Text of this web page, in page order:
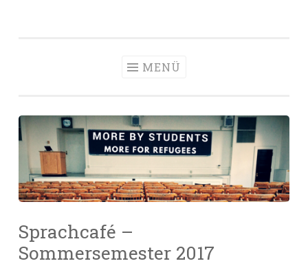
MENÜ
Sprachcafé –
Sommersemester 2017